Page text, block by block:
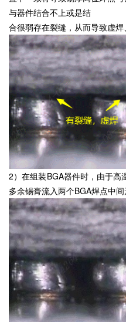
与器件结合不上或是结
合很弱存在裂缝，从而导致虚焊
2）在组装BGA器件时，由于高
多余锡膏流入两个BGA焊点中间